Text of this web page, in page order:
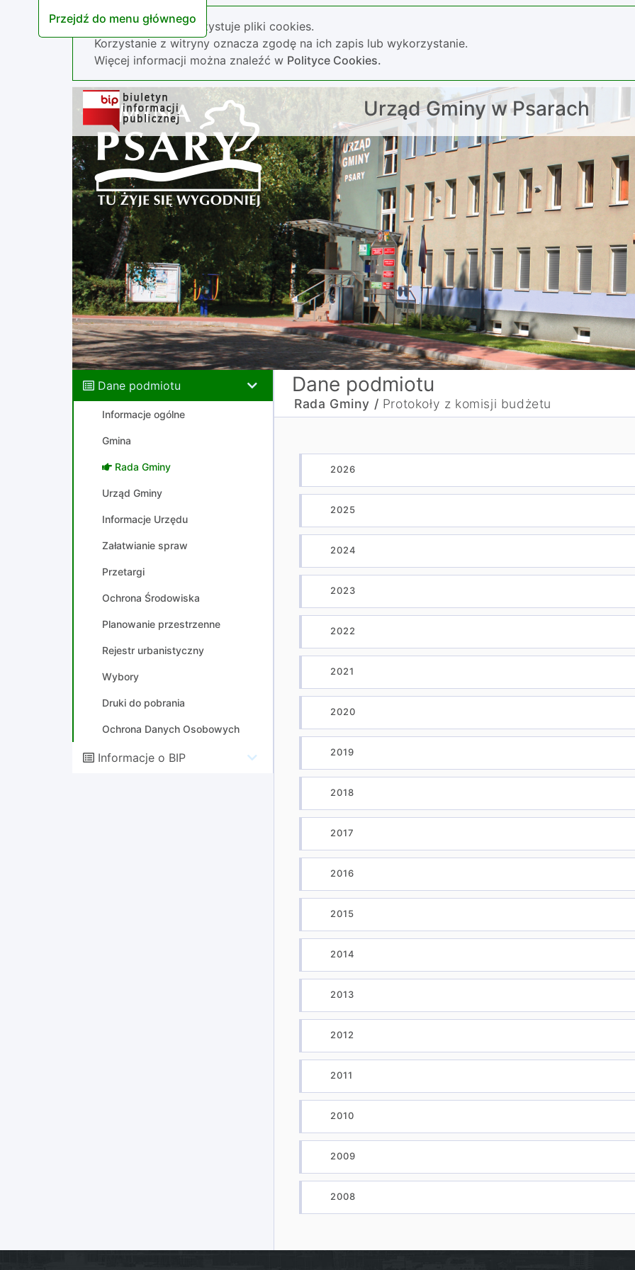
Przejdź do menu głównego
Nasza strona wykorzystuje pliki cookies.
Korzystanie z witryny oznacza zgodę na ich zapis lub wykorzystanie.
Więcej informacji można znaleźć w Polityce Cookies.
Urząd Gminy w Psarach
Dane podmiotu
Informacje ogólne
Gmina
Rada Gminy
Urząd Gminy
Informacje Urzędu
Załatwianie spraw
Przetargi
Ochrona Środowiska
Planowanie przestrzenne
Rejestr urbanistyczny
Wybory
Druki do pobrania
Ochrona Danych Osobowych
Informacje o BIP
Dane podmiotu
Rada Gminy / Protokoły z komisji budżetu
2026
2025
2024
2023
2022
2021
2020
2019
2018
2017
2016
2015
2014
2013
2012
2011
2010
2009
2008